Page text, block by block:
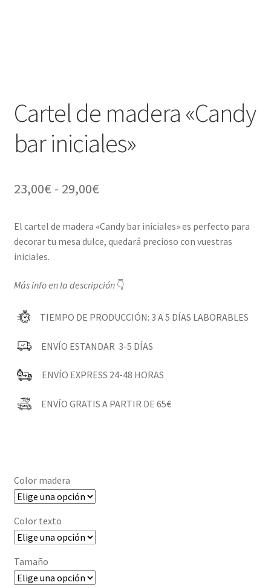
Cartel de madera «Candy
bar iniciales»
23,00€ - 29,00€Rango
precios:
23,00€
29,00€
El cartel de madera «Candy bar iniciales» es perfecto para
decorar tu mesa dulce, quedará precioso con vuestras
iniciales.
Más info en la descripción👇
TIEMPO DE PRODUCCIÓN: 3 A 5 DÍAS LABORABLES
ENVÍO ESTANDAR 3-5 DÍAS
ENVÍO EXPRESS 24-48 HORAS
ENVÍO GRATIS A PARTIR DE 65€
Color madera
Color texto
Tamaño